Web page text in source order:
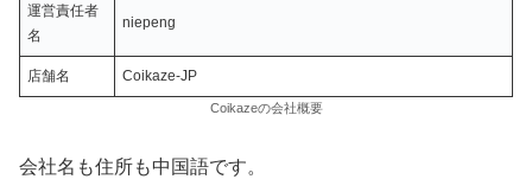
運営責任者
名
niepeng
店舗名 Coikaze-JP
Coikazeの会社概要
会社名も住所も中国語です。